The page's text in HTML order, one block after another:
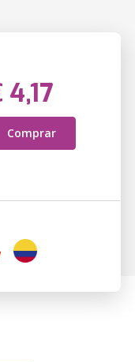
4,17
Comprar